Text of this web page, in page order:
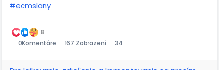
#ecmslany
8
0Komentáre 167 Zobrazení 34